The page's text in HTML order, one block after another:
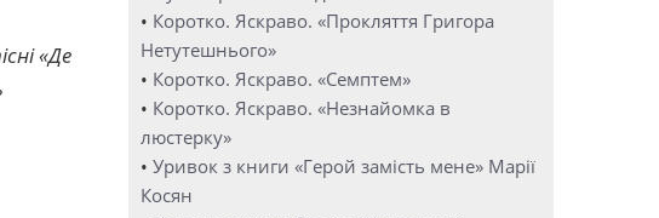
«Де
• Коротко. Яскраво. «Прокляття Григора
Нетутешнього»
• Коротко. Яскраво. «Семптем»
• Коротко. Яскраво. «Незнайомка в
люстерку»
• Уривок з книги «Герой замість мене» Марії
Косян